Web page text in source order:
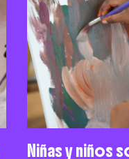
Niñas y niños